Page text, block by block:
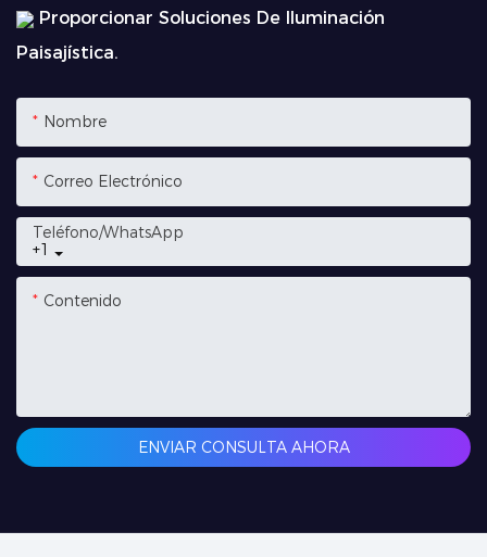
Proporcionar Soluciones De Iluminación
Paisajística.
Nombre
Correo Electrónico
+1
Teléfono/WhatsApp
Contenido
ENVIAR CONSULTA AHORA